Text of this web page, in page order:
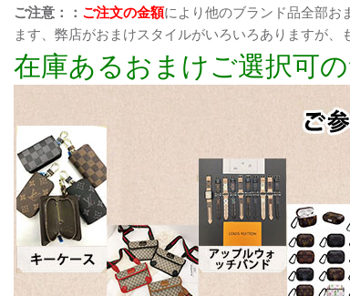
ご注意：： ご注文の金額により他のブランド品全部お
ます、弊店がおまけスタイルがいろいろありますが
在庫あるおまけご選択可の